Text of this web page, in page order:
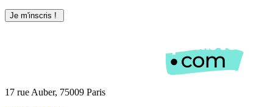
17 rue Auber, 75009 Paris